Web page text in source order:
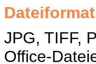
Dateiformat
JPG, TIFF,
Office-